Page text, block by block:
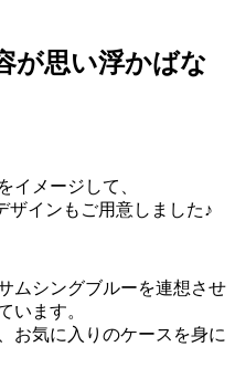
が思い浮かばな
イメージして、
ザインもご用意しました♪
ムシングブルーを連想させ
います。
お気に入りのケースを身に